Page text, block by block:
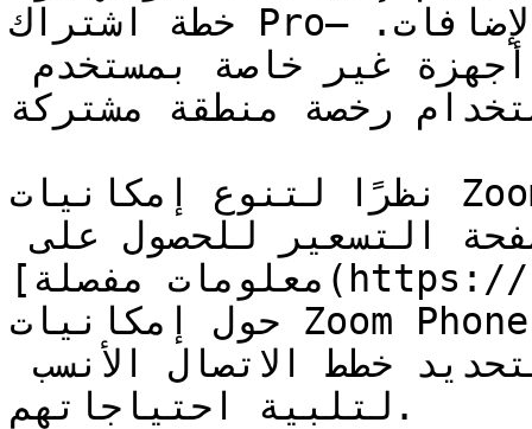
خطة اشتراك Pro—ويمكن كذلك استكمالها عبر الإضافات.
رخصة منطقة مشتركة.
نظرًا لتنوع إمكانيات Zoom Phone وعروض خدماتها، يُشجَّع
القراء على الاطلاع على [صفحة التسعير للحصول على
معلومات مفصلة](https://zoom.us/pricing/zoom-phone)
حول إمكانيات Zoom Phone والتحدث مع عضو من فريق
لتلبية احتياجاتهم.